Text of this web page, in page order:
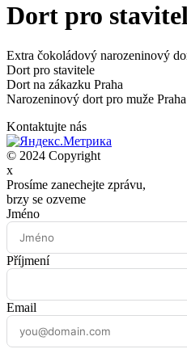
Dort pro
Extra čokoládový narozeninový
Dort pro stavitele
Dort na zákazku Praha
Narozeninový dort pro muže Praha
Kontaktujte nás
© 2024 Copyright
x
Prosíme zanechejte zprávu,
brzy se ozveme
Jméno
Příjmení
Email